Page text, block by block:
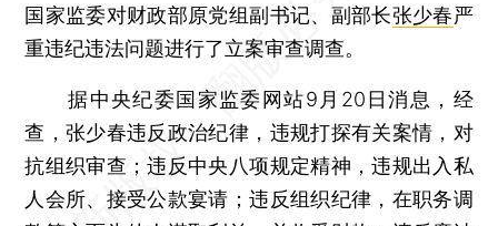
国家监委对财政部原党组副书记、副部长张少春严
重违纪违法问题进行了立案审查调查。
据中央纪委国家监委网站9月20日消息，经
查，张少春违反政治纪律，违规打探有关案情，对
抗组织审查；违反中央八项规定精神，违规出入私
人会所、接受公款宴请；违反组织纪律，在职务调